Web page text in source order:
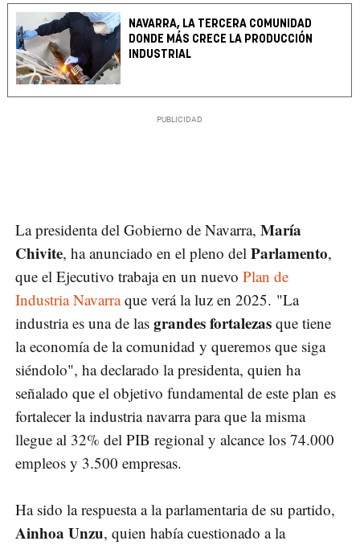
NAVARRA, LA TERCERA COMUNIDAD
DONDE MÁS CRECE LA PRODUCCIÓN
INDUSTRIAL
La presidenta del Gobierno de Navarra, María
Chivite, ha anunciado en el pleno del Parlamento,
que el Ejecutivo trabaja en un nuevo Plan de
Industria Navarraque verá la luz en 2025. "La
industria es una de las grandes fortalezas que tiene
la economía de la comunidad y queremos que siga
siéndolo", ha declarado la presidenta, quien ha
señalado que el objetivo fundamental de este plan es
fortalecer la industria navarra para que la misma
llegue al 32% del PIB regional y alcance los 74.000
empleos y 3.500 empresas.
Ha sido la respuesta a la parlamentaria de su partido,
Ainhoa Unzu, quien había cuestionado a la